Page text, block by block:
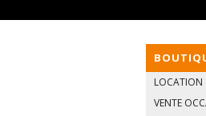
LOCATION
VENTE